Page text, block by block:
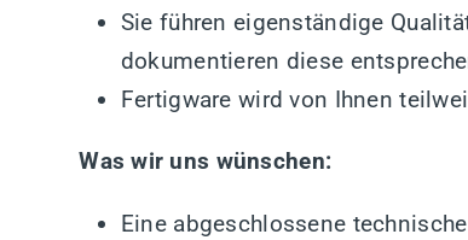
Sie führen eigenständige
dokumentieren diese
Fertigware wird von Ihnen
Was wir uns wünschen:
Eine abgeschlossene